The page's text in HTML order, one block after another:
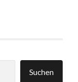
Suchen